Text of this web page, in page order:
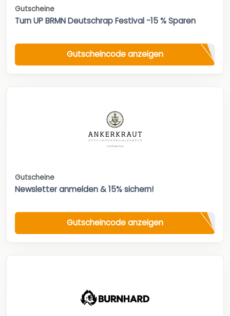
Gutscheine
Turn UP BRMN Deutschrap Festival -15 % Sparen
Gutscheincode anzeigen
Gutscheine
Newsletter anmelden & 15% sichern!
Gutscheincode anzeigen